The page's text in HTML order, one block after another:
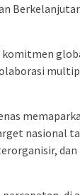
komitmen
nasional